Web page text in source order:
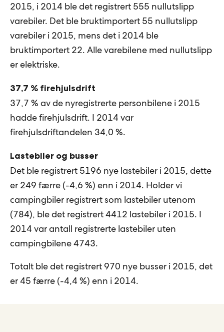
2015, i 2014 ble det registrert 555 nullutslipp
varebiler. Det ble bruktimportert 55 nullutslipp
varebiler i 2015, mens det i 2014 ble
bruktimportert 22. Alle varebilene med nullutslipp
er elektriske.
37,7 % firehjulsdrift
37,7 % av de nyregistrerte personbilene i 2015
hadde firehjulsdrift. I 2014 var
firehjulsdriftandelen 34,0 %.
Lastebiler og busser
Det ble registrert 5196 nye lastebiler i 2015, dette
er 249 færre (-4,6 %) enn i 2014. Holder vi
campingbiler registrert som lastebiler utenom
(784), ble det registrert 4412 lastebiler i 2015. I
2014 var antall registrerte lastebiler uten
campingbilene 4743.
Totalt ble det registrert 970 nye busser i 2015, det
er 45 færre (-4,4 %) enn i 2014.